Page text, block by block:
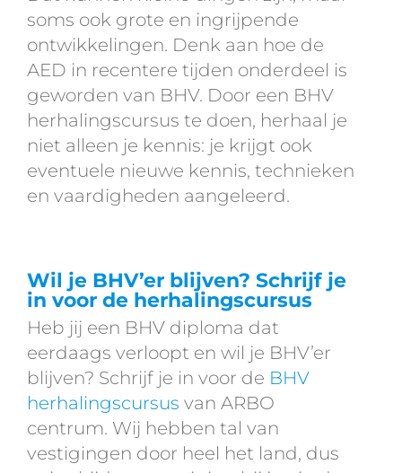
soms ook grote en ingrijpende
ontwikkelingen. Denk aan hoe de
AED in recentere tijden onderdeel is
geworden van BHV. Door een BHV
herhalingscursus te doen, herhaal je
niet alleen je kennis: je krijgt ook
eventuele nieuwe kennis, technieken
en vaardigheden aangeleerd.
Wil je BHV’er blijven? Schrijf je
in voor de herhalingscursus
Heb jij een BHV diploma dat
eerdaags verloopt en wil je BHV’er
blijven? Schrijf je in voor de BHV
herhalingscursus van ARBO
centrum. Wij hebben tal van
vestigingen door heel het land, dus